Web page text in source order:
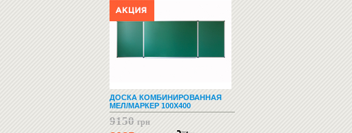
ДОСКА КОМБИНИРОВАННАЯ
МЕЛ/МАРКЕР 100Х400
9150 грн